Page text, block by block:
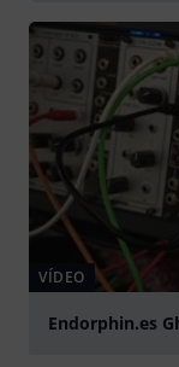
VÍDEO
Endorphin.es